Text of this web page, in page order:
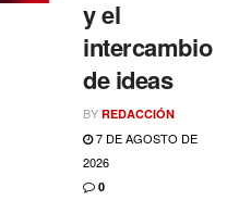
y el
intercambio
de ideas
BY REDACCIÓN
7 DE AGOSTO DE
2026
0